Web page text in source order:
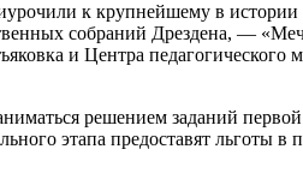
к крупнейшему в истории
собраний Дрездена, —
и Центра
решением заданий первой
этапа предоставят льготы в